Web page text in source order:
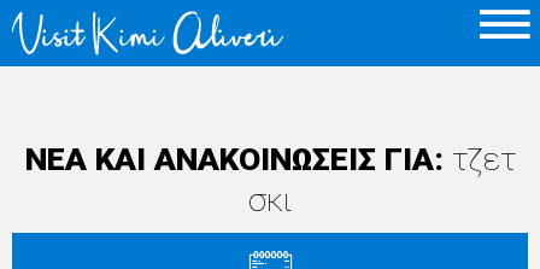
ΝΕΑ ΚΑΙ ΑΝΑΚΟΙΝΩΣΕΙΣ ΓΙΑ: τζετ
σκι